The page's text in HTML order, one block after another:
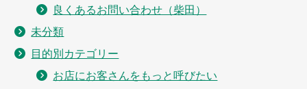
良くあるお問い合わせ（柴田）
未分類
目的別カテゴリー
お店にお客さんをもっと呼びたい